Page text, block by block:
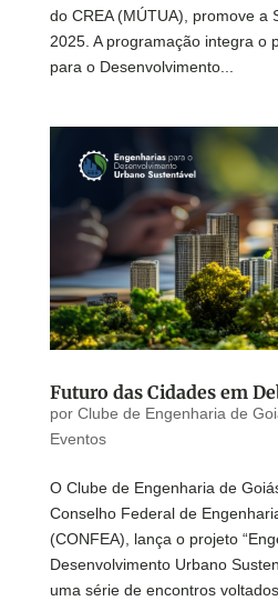
do CREA (MÚTUA), promove a
2025. A programação integra o
para o Desenvolvimento...
Futuro das Cidades em
por Clube de Engenharia de
Eventos
O Clube de Engenharia de
Conselho Federal de
(CONFEA), lança o projeto
Desenvolvimento Urbano
uma série de encontros